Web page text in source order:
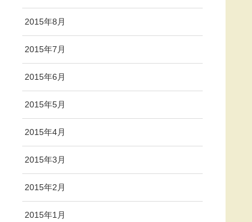
2015年8月
2015年7月
2015年6月
2015年5月
2015年4月
2015年3月
2015年2月
2015年1月